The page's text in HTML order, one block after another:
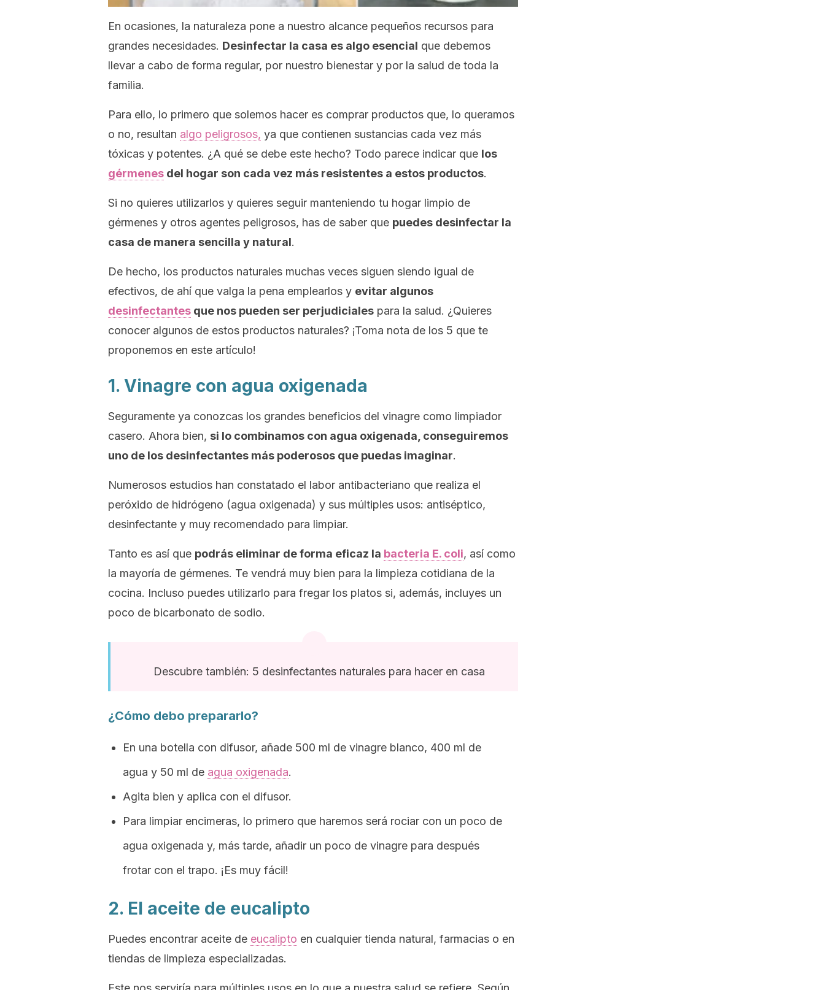
En ocasiones, la naturaleza pone a nuestro alcance pequeños recursos para
grandes necesidades. Desinfectar la casa es algo esencial que debemos
llevar a cabo de forma regular, por nuestro bienestar y por la salud de toda la
familia.
Para ello, lo primero que solemos hacer es comprar productos que, lo queramos
o no, resultan algo peligrosos, ya que contienen sustancias cada vez más
tóxicas y potentes. ¿A qué se debe este hecho? Todo parece indicar que los
gérmenes del hogar son cada vez más resistentes a estos productos.
Si no quieres utilizarlos y quieres seguir manteniendo tu hogar limpio de
gérmenes y otros agentes peligrosos, has de saber que puedes desinfectar la
casa de manera sencilla y natural.
De hecho, los productos naturales muchas veces siguen siendo igual de
efectivos, de ahí que valga la pena emplearlos y evitar algunos
desinfectantes que nos pueden ser perjudiciales para la salud. ¿Quieres
conocer algunos de estos productos naturales? ¡Toma nota de los 5 que te
proponemos en este artículo!
1. Vinagre con agua oxigenada
Seguramente ya conozcas los grandes beneficios del vinagre como limpiador
casero. Ahora bien, si lo combinamos con agua oxigenada, conseguiremos
uno de los desinfectantes más poderosos que puedas imaginar.
Numerosos estudios han constatado el labor antibacteriano que realiza el
peróxido de hidrógeno (agua oxigenada) y sus múltiples usos: antiséptico,
desinfectante y muy recomendado para limpiar.
Tanto es así que podrás eliminar de forma eficaz la bacteria E. coli, así como
la mayoría de gérmenes. Te vendrá muy bien para la limpieza cotidiana de la
cocina. Incluso puedes utilizarlo para fregar los platos si, además, incluyes un
poco de bicarbonato de sodio.
Descubre también: 5 desinfectantes naturales para hacer en casa
¿Cómo debo prepararlo?
En una botella con difusor, añade 500 ml de vinagre blanco, 400 ml de
agua y 50 ml de agua oxigenada.
Agita bien y aplica con el difusor.
Para limpiar encimeras, lo primero que haremos será rociar con un poco de
agua oxigenada y, más tarde, añadir un poco de vinagre para después
frotar con el trapo. ¡Es muy fácil!
2. El aceite de eucalipto
Puedes encontrar aceite de eucalipto en cualquier tienda natural, farmacias o en
tiendas de limpieza especializadas.